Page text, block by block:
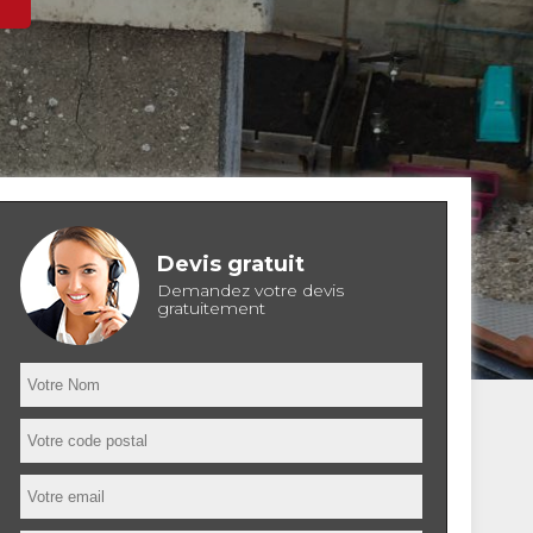
Devis gratuit
Demandez votre devis
gratuitement